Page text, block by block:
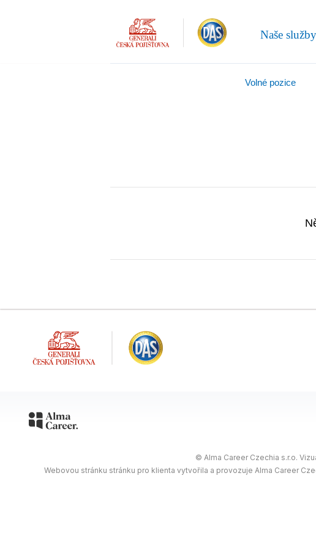
Naše služby
Volné pozice
© Alma Career Czechia s.r.o.
Webovou stránku stránku pro klienta vytvořila a provozuje Alma Career